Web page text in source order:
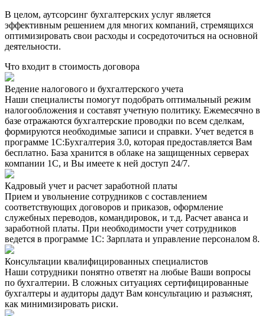
В целом, аутсорсинг бухгалтерских услуг является
эффективным решением для многих компаний, стремящихся
оптимизировать свои расходы и сосредоточиться на основной
деятельности.
Что входит в стоимость договора
Ведение налогового и бухгалтерского учета
Наши специалисты помогут подобрать оптимальный режим
налогообложения и составят учетную политику. Ежемесячно в
базе отражаются бухгалтерские проводки по всем сделкам,
формируются необходимые записи и справки. Учет ведется в
программе 1С:Бухгалтерия 3.0, которая предоставляется Вам
бесплатно. База хранится в облаке на защищенных серверах
компании 1С, и Вы имеете к ней доступ 24/7.
Кадровый учет и расчет заработной платы
Прием и увольнение сотрудников с составлением
соответствующих договоров и приказов, оформление
служебных переводов, командировок, и т.д. Расчет аванса и
заработной платы. При необходимости учет сотрудников
ведется в программе 1С: Зарплата и управление персоналом 8.
Консультации квалифицированных специалистов
Наши сотрудники понятно ответят на любые Ваши вопросы
по бухгалтерии. В сложных ситуациях сертифицированные
бухгалтеры и аудиторы дадут Вам консультацию и разъяснят,
как минимизировать риски.